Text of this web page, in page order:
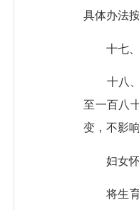
具体办法
十七、
十八、
至一百八
变，不影
妇女怀
将生育